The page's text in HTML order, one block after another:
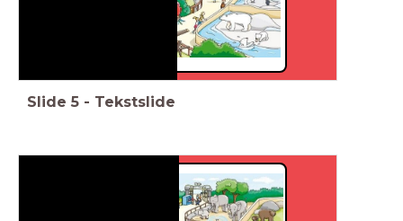
Slide 5 - Tekstslide